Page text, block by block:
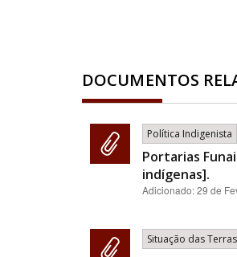
DOCUMENTOS
Política Indigenista
Portarias
indígenas].
Adicionado:29 de
Situação das Terras